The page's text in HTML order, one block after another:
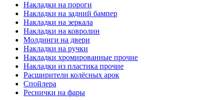
Накладки на пороги
Накладки на задний бампер
Накладки на зеркала
Накладки на ковролин
Молдинги на двери
Накладки на ручки
Накладки хромированные прочие
Накладки из пластика прочие
Расширители колёсных арок
Спойлера
Реснички на фары